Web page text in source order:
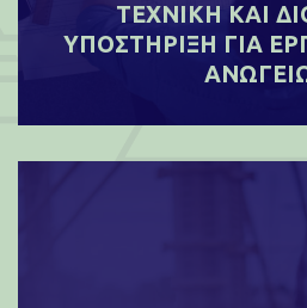
ΤΕΧΝΙΚΗ ΚΑΙ
ΥΠΟΣΤΗΡΙΞΗ ΓΙΑ